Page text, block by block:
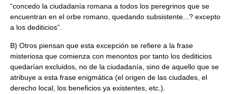
“concedo la ciudadanía romana a todos los peregrinos que se
encuentran en el orbe romano, quedando subsistente...? excepto
a los dediticios”.
B) Otros piensan que esta excepción se refiere a la frase
misteriosa que comienza con menontos por tanto los dediticios
quedarían excluidos, no de la ciudadanía, sino de aquello que se
atribuye a esta frase enigmática (el origen de las ciudades, el
derecho local, los beneficios ya existentes, etc.).